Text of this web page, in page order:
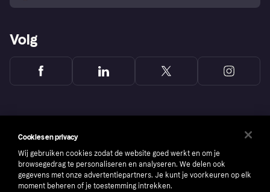
Volg
Cookies en privacy
Wij gebruiken cookies zodat de website goed werkt en om je
browsegedrag te personaliseren en analyseren. We delen ook
gegevens met onze advertentiepartners. Je kunt je voorkeuren op elk
moment beheren of je toestemming intrekken.